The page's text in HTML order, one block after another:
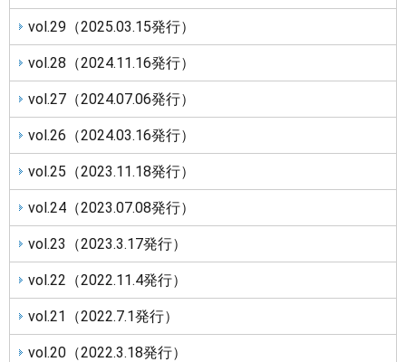
vol.29（2025.03.15発行）
vol.28（2024.11.16発行）
vol.27（2024.07.06発行）
vol.26（2024.03.16発行）
vol.25（2023.11.18発行）
vol.24（2023.07.08発行）
vol.23（2023.3.17発行）
vol.22（2022.11.4発行）
vol.21（2022.7.1発行）
vol.20（2022.3.18発行）